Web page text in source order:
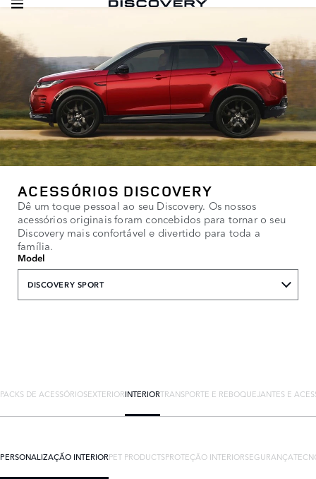
ACESSÓRIOS DISCOVERY
Dê um toque pessoal ao seu Discovery. Os nossos
acessórios originais foram concebidos para tornar o seu
Discovery mais confortável e divertido para toda a
família.
Model
DISCOVERY SPORT
PACKS DE ACESSÓRIOSEXTERIORINTERIORTRANSPORTE E REBOQUEJANTES E
PERSONALIZAÇÃO INTERIORPET PRODUCTSPROTEÇÃO INTERIORSEGURANÇA